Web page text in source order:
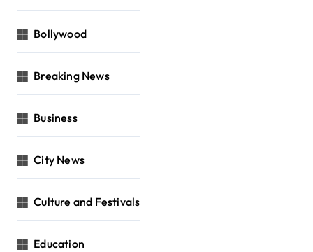
Bollywood
Breaking News
Business
City News
Culture and Festivals
Education